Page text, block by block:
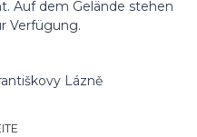
Auf dem Gelände stehen
Verfügung.
Lázně